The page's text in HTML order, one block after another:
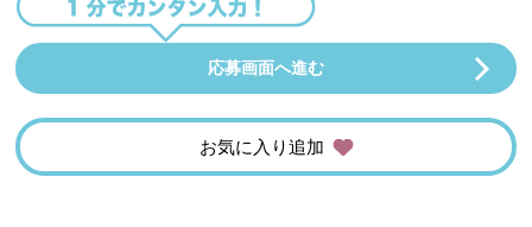
応募画面へ進む
お気に入り追加